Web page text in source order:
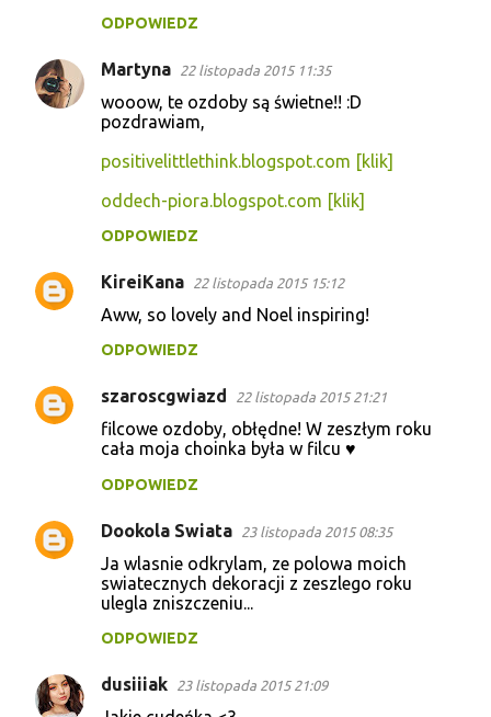
e
n
ODPOWIEDZ
Martyna 22 listopada 2015 11:35
wooow, te ozdoby są świetne!! :D
pozdrawiam,
positivelittlethink.blogspot.com [klik]
oddech-piora.blogspot.com [klik]
ODPOWIEDZ
KireiKana 22 listopada 2015 15:12
Aww, so lovely and Noel inspiring!
ODPOWIEDZ
szaroscgwiazd 22 listopada 2015 21:21
filcowe ozdoby, obłędne! W zeszłym roku
cała moja choinka była w filcu ♥
ODPOWIEDZ
Dookola Swiata 23 listopada 2015 08:35
Ja wlasnie odkrylam, ze polowa moich
swiatecznych dekoracji z zeszlego roku
ulegla zniszczeniu...
ODPOWIEDZ
dusiiiak 23 listopada 2015 21:09